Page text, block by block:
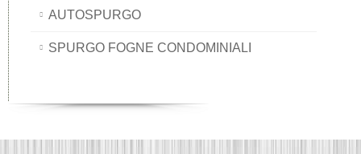
AUTOSPURGO
SPURGO FOGNE CONDOMINIALI